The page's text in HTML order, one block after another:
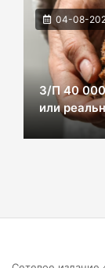
ВСУ хотели
07-08-2026
В
Маркса
04-08-
З/П 40 000
или